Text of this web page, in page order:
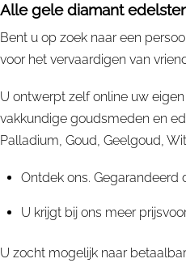
Alle gele diamant
Bent u op zoek naar een
voor het vervaardigen van
U ontwerpt zelf online uw
vakkundige goudsmeden en
Palladium, Goud, Geelgoud,
Ontdek ons.
U krijgt bij ons meer
U zocht mogelijk naar